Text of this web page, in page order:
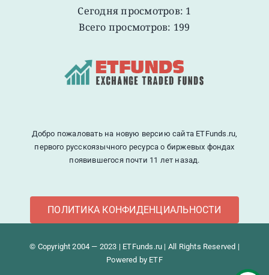
Сегодня просмотров: 1
Всего просмотров: 199
Добро пожаловать на новую версию сайта ETFunds.ru,
первого русскоязычного ресурса о биржевых фондах
появившегося почти 11 лет назад.
ПОЛИТИКА КОНФИДЕНЦИАЛЬНОСТИ
© Copyright 2004 — 2023 | ETFunds.ru | All Rights Reserved |
Powered by ETF